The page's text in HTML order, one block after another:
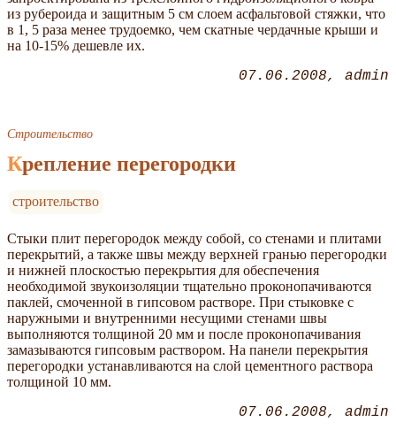
из рубероида и защитным 5 см слоем асфальтовой стяжки, что
в 1, 5 раза менее трудоемко, чем скатные чердачные крыши и
на 10-15% дешевле их.
07.06.2008 admin
Строительство
Крепление перегородки
строительство
Стыки плит перегородок между собой, со стенами и плитами
перекрытий, а также швы между верхней гранью перегородки
и нижней плоскостью перекрытия для обеспечения
необходимой звукоизоляции тщательно проконопачиваются
паклей, смоченной в гипсовом растворе. При стыковке с
наружными и внутренними несущими стенами швы
выполняются толщиной 20 мм и после проконопачивания
замазываются гипсовым раствором. На панели перекрытия
перегородки устанавливаются на слой цементного раствора
толщиной 10 мм.
07.06.2008 admin